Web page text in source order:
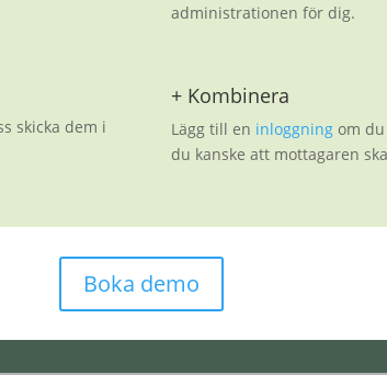
administrationen för dig.
skicka dem i
+ Kombinera
Lägg till en inloggningom du
du kanske att mottagaren ska
Boka demo